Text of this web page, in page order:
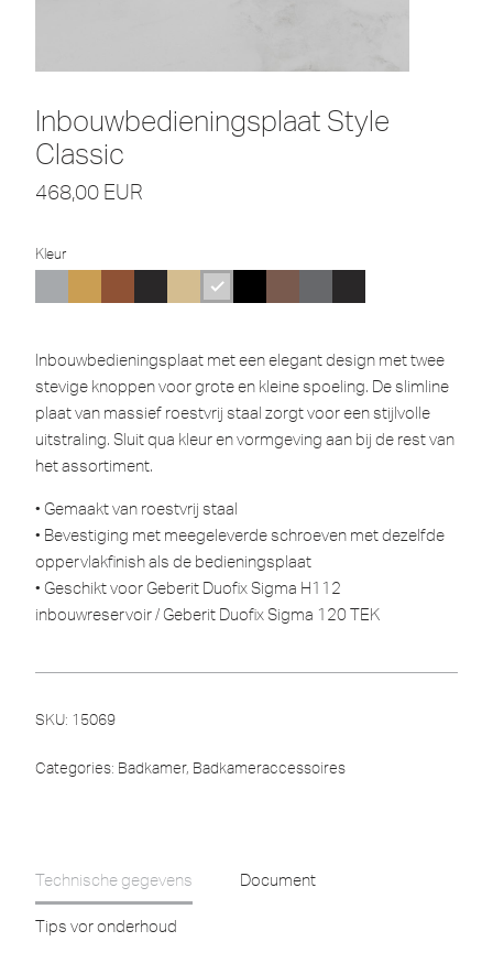
Inbouwbedieningsplaat Style
Classic
468,00 EUR
Kleur
Inbouwbedieningsplaat met een elegant design met twee
stevige knoppen voor grote en kleine spoeling. De slimline
plaat van massief roestvrij staal zorgt voor een stijlvolle
uitstraling. Sluit qua kleur en vormgeving aan bij de rest van
het assortiment.
• Gemaakt van roestvrij staal
• Bevestiging met meegeleverde schroeven met dezelfde
oppervlakfinish als de bedieningsplaat
• Geschikt voor Geberit Duofix Sigma H112
inbouwreservoir / Geberit Duofix Sigma 120 TEK
SKU: 15069
Categories: Badkamer, Badkameraccessoires
Technische gegevens Document
Tips vor onderhoud